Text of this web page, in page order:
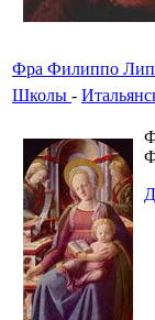
Фра Филиппо
Школы -